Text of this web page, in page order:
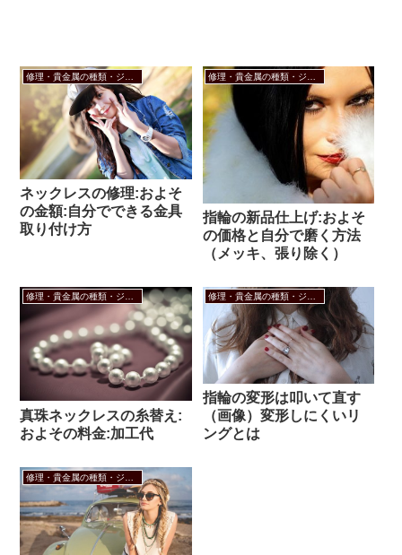
ネックレスの修理:およそ
の金額:自分でできる金具
取り付け方
指輪の新品仕上げ:およそ
の価格と自分で磨く方法
（メッキ、張り除く）
修理・貴金属の種類・ジュエリーのお悩み
真珠ネックレスの糸替え:
およその料金:加工代
修理・貴金属の種類・ジュエリーのお悩み
指輪の変形は叩いて直す
（画像）変形しにくいリ
ングとは